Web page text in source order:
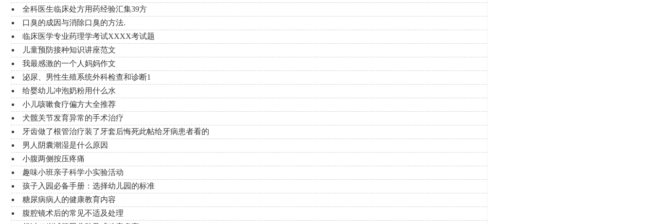
全科医生临床处方用药经验汇集39方
口臭的成因与消除口臭的方法.
临床医学专业药理学考试XXXX考试题
儿童预防接种知识讲座范文
我最感激的一个人妈妈作文
泌尿、男性生殖系统外科检查和诊断1
给婴幼儿冲泡奶粉用什么水
小儿咳嗽食疗偏方大全推荐
犬髋关节发育异常的手术治疗
牙齿做了根管治疗装了牙套后悔死此帖给牙病患者看的
男人阴囊潮湿是什么原因
小腹两侧按压疼痛
趣味小班亲子科学小实验活动
孩子入园必备手册：选择幼儿园的标准
糖尿病病人的健康教育内容
腹腔镜术后的常见不适及处理